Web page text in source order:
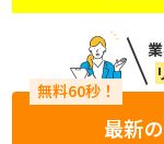
最新